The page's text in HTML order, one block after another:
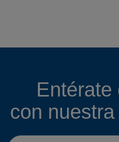
Entérate
con nuestra